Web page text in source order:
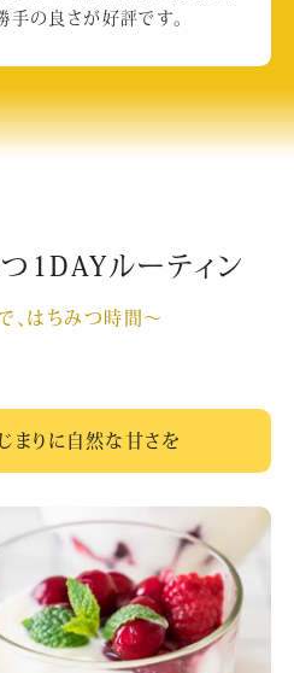
の良さが好評です。
1DAYルーティン
、はちみつ時間～
まりに自然な甘さを